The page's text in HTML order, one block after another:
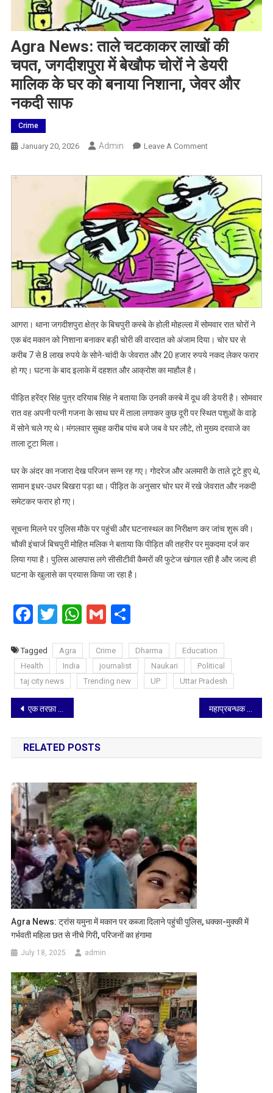
Agra News: ताले चटकाकर लाखों की
चपत, जगदीशपुरा में बेखौफ चोरों ने डेयरी
मालिक के घर को बनाया निशाना, जेवर और
नकदी साफ
Crime
January 20, 2026 Admin Leave A CommentOn
News:
ताले
चटकाकर
लाखों
की
चपत,
जगदीशपुरा
में
बेखौफ
चोरों
डेयरी
मालिक
के
बनाया
निशाना,
जेवर
साफ
आगरा। थाना जगदीशपुरा क्षेत्र के बिचपुरी कस्बे के होली मोहल्ला में सोमवार रात चोरों ने
एक बंद मकान को निशाना बनाकर बड़ी चोरी की वारदात को अंजाम दिया। चोर घर से
करीब 7 से 8 लाख रुपये के सोने-चांदी के जेवरात और 20 हजार रुपये नकद लेकर फरार
हो गए। घटना के बाद इलाके में दहशत और आक्रोश का माहौल है।
पीड़ित हरेंद्र सिंह पुत्र दरियाब सिंह ने बताया कि उनकी कस्बे में दूध की डेयरी है। सोमवार
रात वह अपनी पत्नी गजना के साथ घर में ताला लगाकर कुछ दूरी पर स्थित पशुओं के वाड़े
में सोने चले गए थे। मंगलवार सुबह करीब पांच बजे जब वे घर लौटे, तो मुख्य दरवाजे का
ताला टूटा मिला।
घर के अंदर का नजारा देख परिजन सन्न रह गए। गोदरेज और अलमारी के ताले टूटे हुए थे,
सामान इधर-उधर बिखरा पड़ा था। पीड़ित के अनुसार चोर घर में रखे जेवरात और नकदी
समेटकर फरार हो गए।
सूचना मिलने पर पुलिस मौके पर पहुंची और घटनास्थल का निरीक्षण कर जांच शुरू की।
चौकी इंचार्ज बिचपुरी मोहित मलिक ने बताया कि पीड़ित की तहरीर पर मुकदमा दर्ज कर
लिया गया है। पुलिस आसपास लगे सीसीटीवी कैमरों की फुटेज खंगाल रही है और जल्द ही
घटना के खुलासे का प्रयास किया जा रहा है।
Facebook
Twitter
WhatsApp
GmailShare
Tagged Agra Crime Dharma
Education
Health
India journalist Naukari
Political
taj city news
Trending new UP Uttar Pradesh
Post
navigation
एक तरफ़ा विशेष गाड़ी का संचालन करने का निर्णय
RELATED POSTS
Agra News: ट्रांस यमुना में मकान पर कब्जा दिलाने पहुंची पुलिस, धक्का-मुक्की में
गर्भवती महिला छत से नीचे गिरी, परिजनों का हंगामा
July 18, 2025 admin